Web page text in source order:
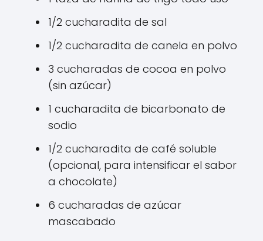
1/2 cucharadita de sal
1/2 cucharadita de canela en polvo
3 cucharadas de cocoa en polvo
(sin azúcar)
1 cucharadita de bicarbonato de
sodio
1/2 cucharadita de café soluble
(opcional, para intensificar el sabor
a chocolate)
6 cucharadas de azúcar
mascabado